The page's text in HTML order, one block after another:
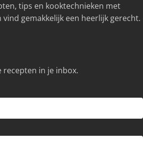
tips en kooktechnieken met
gemakkelijk een heerlijk gerecht.
recepten in je inbox.